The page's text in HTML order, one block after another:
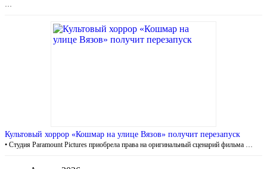
Культовый хоррор «Кошмар на улице Вязов» получит перезапуск
• Студия Paramount Pictures приобрела права на оригинальный сценарий фильма …